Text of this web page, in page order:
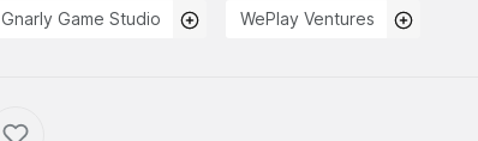
Gnarly Game Studio WePlay Ventures